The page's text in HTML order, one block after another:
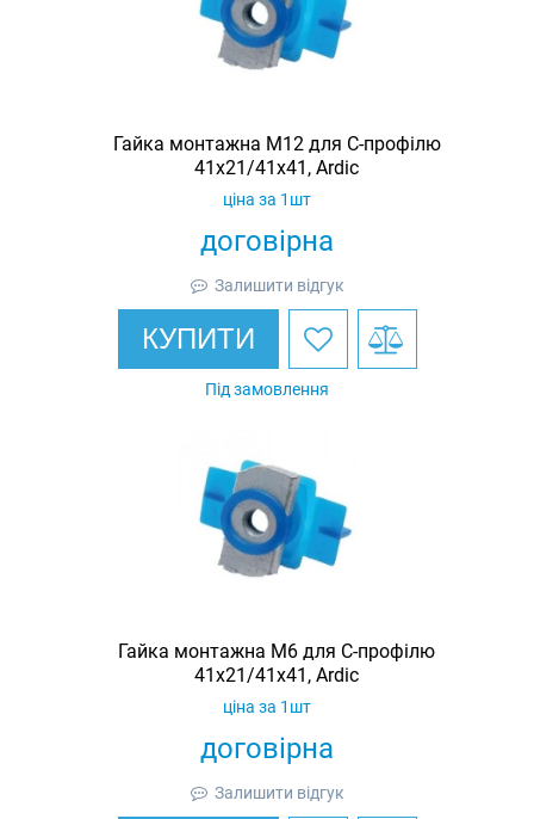
Гайка монтажна M12 для C-профілю
41х21/41х41, Ardic
договірна
ціна за 1шт
Залишити відгук
КУПИТИ
Під замовлення
Гайка монтажна M6 для C-профілю
41х21/41х41, Ardic
договірна
ціна за 1шт
Залишити відгук